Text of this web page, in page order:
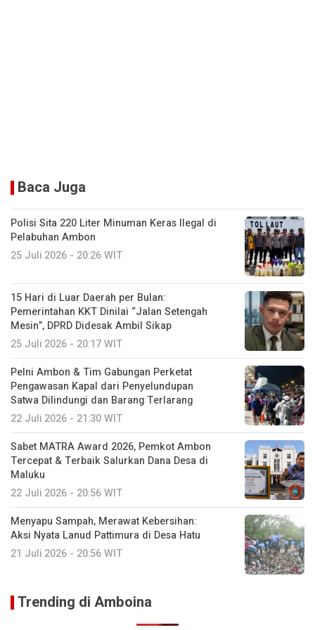
Baca Juga
Polisi Sita 220 Liter Minuman Keras Ilegal di
Pelabuhan Ambon
25 Juli 2026 - 20:26 WIT
15 Hari di Luar Daerah per Bulan:
Pemerintahan KKT Dinilai “Jalan Setengah
Mesin”, DPRD Didesak Ambil Sikap
25 Juli 2026 - 20:17 WIT
Pelni Ambon & Tim Gabungan Perketat
Pengawasan Kapal dari Penyelundupan
Satwa Dilindungi dan Barang Terlarang
22 Juli 2026 - 21:30 WIT
Sabet MATRA Award 2026, Pemkot Ambon
Tercepat & Terbaik Salurkan Dana Desa di
Maluku
22 Juli 2026 - 20:56 WIT
Menyapu Sampah, Merawat Kebersihan:
Aksi Nyata Lanud Pattimura di Desa Hatu
21 Juli 2026 - 20:56 WIT
Trending di Amboina